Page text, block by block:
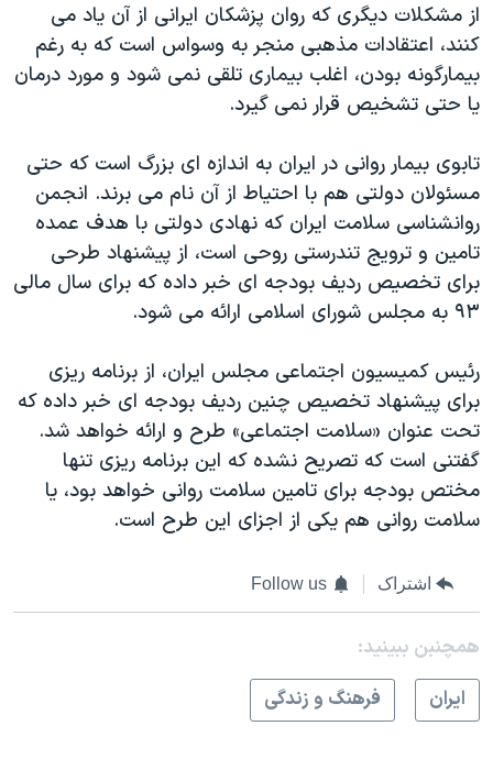
از مشکلات دیگری که روان پزشکان ایرانی از آن یاد می
کنند، اعتقادات مذهبی منجر به وسواس است که به رغم
بیمارگونه بودن، اغلب بیماری تلقی نمی شود و مورد درمان
یا حتی تشخیص قرار نمی گیرد.
تابوی بیمار روانی در ایران به اندازه ای بزرگ است که حتی
مسئولان دولتی هم با احتیاط از آن نام می برند. انجمن
روانشناسی سلامت ایران که نهادی دولتی با هدف عمده
تامین و ترویج تندرستی روحی است، از پیشنهاد طرحی
برای تخصیص ردیف بودجه ای خبر داده که برای سال مالی
۹۳ به مجلس شورای اسلامی ارائه می شود.
رئیس کمیسیون اجتماعی مجلس ایران، از برنامه ریزی
برای پیشنهاد تخصیص چنین ردیف بودجه ای خبر داده که
تحت عنوان «سلامت اجتماعی» طرح و ارائه خواهد شد.
گفتنی است که تصریح نشده که این برنامه ریزی تنها
مختص بودجه برای تامین سلامت روانی خواهد بود، یا
سلامت روانی هم یکی از اجزای این طرح است.
اشتراک Follow us
همچنبن ببینید:
ايران
فرهنگ و زندگی